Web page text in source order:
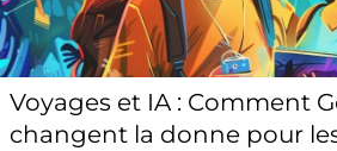
Voyages et IA : Comment
changent la donne pour